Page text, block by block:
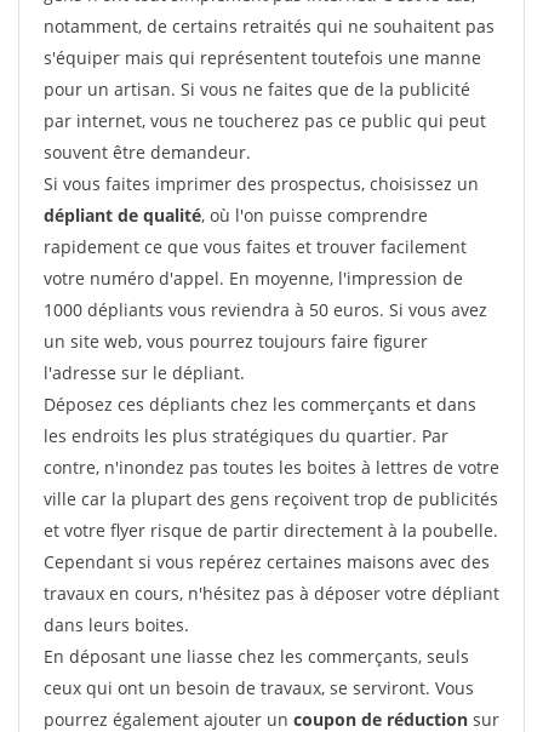
notamment, de certains retraités qui ne souhaitent pas
s'équiper mais qui représentent toutefois une manne
pour un artisan. Si vous ne faites que de la publicité
par internet, vous ne toucherez pas ce public qui peut
souvent être demandeur.
Si vous faites imprimer des prospectus, choisissez un
dépliant de qualité, où l'on puisse comprendre
rapidement ce que vous faites et trouver facilement
votre numéro d'appel. En moyenne, l'impression de
1000 dépliants vous reviendra à 50 euros. Si vous avez
un site web, vous pourrez toujours faire figurer
l'adresse sur le dépliant.
Déposez ces dépliants chez les commerçants et dans
les endroits les plus stratégiques du quartier. Par
contre, n'inondez pas toutes les boites à lettres de votre
ville car la plupart des gens reçoivent trop de publicités
et votre flyer risque de partir directement à la poubelle.
Cependant si vous repérez certaines maisons avec des
travaux en cours, n'hésitez pas à déposer votre dépliant
dans leurs boites.
En déposant une liasse chez les commerçants, seuls
ceux qui ont un besoin de travaux, se serviront. Vous
pourrez également ajouter un coupon de réduction sur